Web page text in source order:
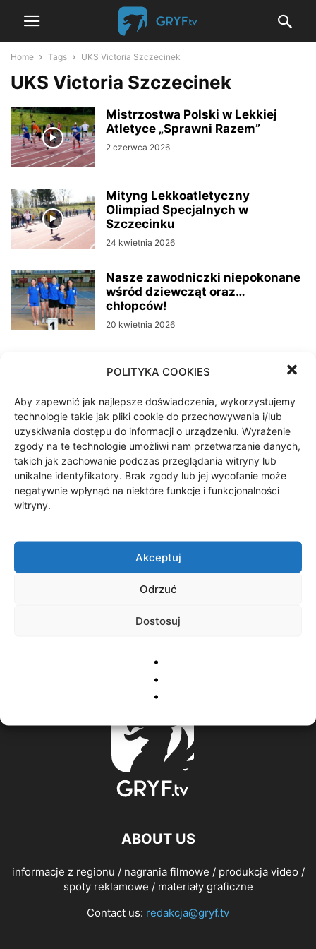
POLITYKA COOKIES
Aby zapewnić jak najlepsze doświadczenia, wykorzystujemy
technologie takie jak pliki cookie do przechowywania i/lub
uzyskiwania dostępu do informacji o urządzeniu. Wyrażenie
zgody na te technologie umożliwi nam przetwarzanie danych,
takich jak zachowanie podczas przeglądania witryny lub
unikalne identyfikatory. Brak zgody lub jej wycofanie może
negatywnie wpłynąć na niektóre funkcje i funkcjonalności
witryny.
Akceptuj
Odrzuć
Dostosuj
Home Tags UKS Victoria Szczecinek
UKS Victoria Szczecinek
Mistrzostwa Polski w Lekkiej
Atletyce „Sprawni Razem”
2 czerwca 2026
Mityng Lekkoatletyczny
Olimpiad Specjalnych w
Szczecinku
24 kwietnia 2026
Nasze zawodniczki niepokonane
wśród dziewcząt oraz…
chłopców!
20 kwietnia 2026
3 marca 2026
Maja Kuchar szykuje się do
nowego sezonu
20 listopada 2025
30 października 2025
2 3
ABOUT US
informacje z regionu / nagrania filmowe / produkcja video /
spoty reklamowe / materiały graficzne
Contact us: redakcja@gryf.tv